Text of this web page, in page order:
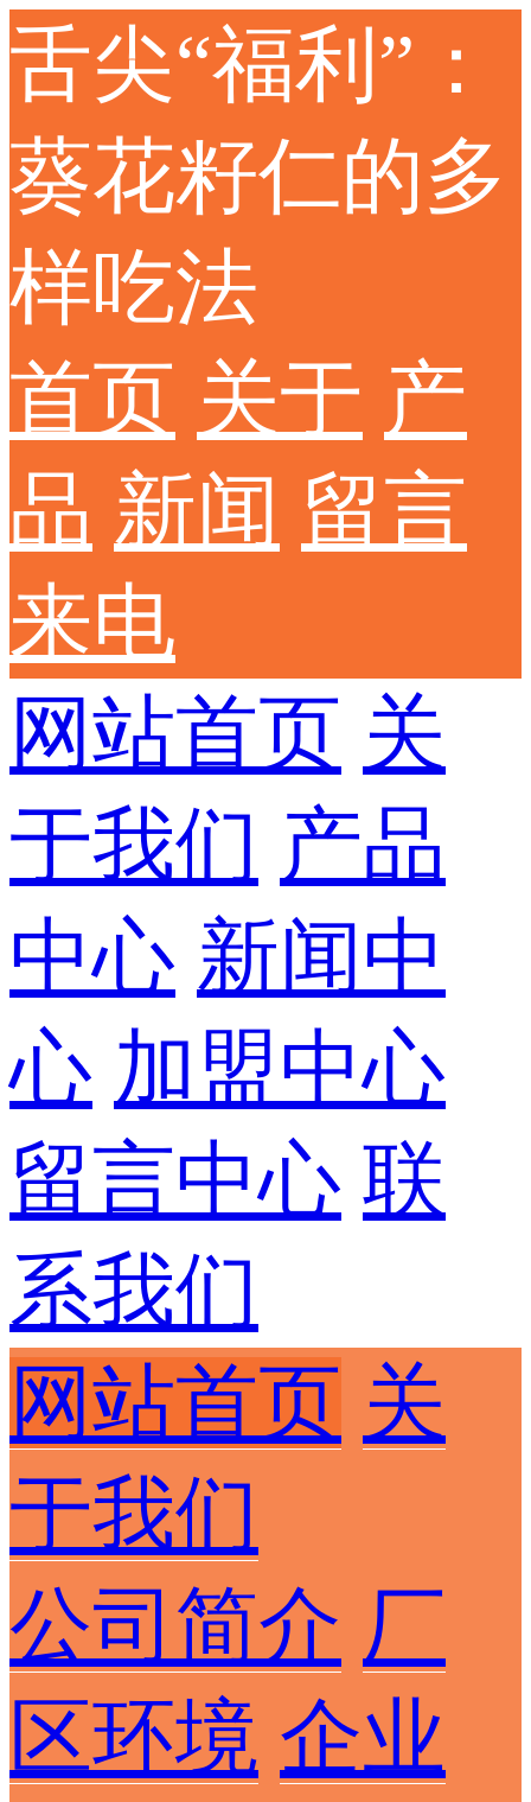
舌尖“福利”：
葵花籽仁的多
样吃法
首页 关于 产
品 新闻 留言
来电
网站首页 关
于我们 产品
中心 新闻中
心 加盟中心
留言中心 联
系我们
网站首页 关
于我们
公司简介 厂
区环境 企业